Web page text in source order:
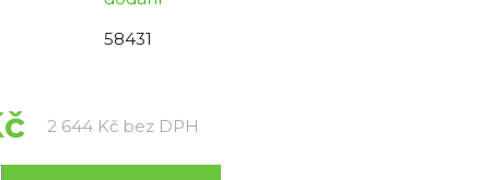
58431
2 644 Kč bez DPH